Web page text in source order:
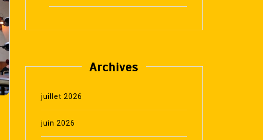
Archives
juillet 2026
juin 2026